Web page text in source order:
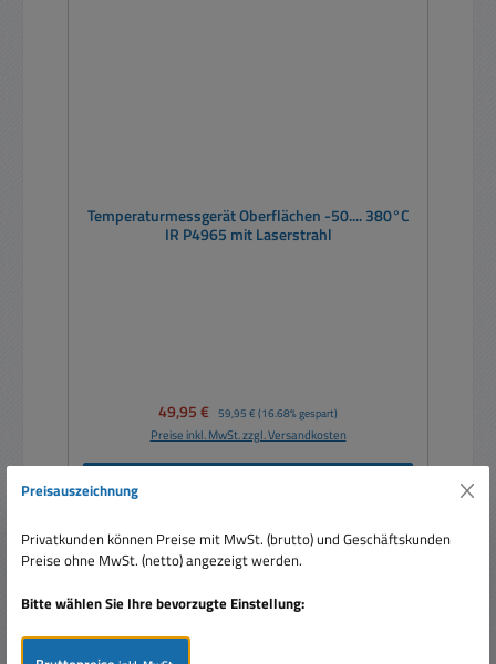
Temperaturmessgerät Oberflächen -50.... 380°C
IR P4965 mit Laserstrahl
Verkaufspreis:
49,95 € Regulärer Preis:
59,95 € (16.68% gespart)
Preise inkl. MwSt. zzgl. Versandkosten
Preisauszeichnung
Privatkunden können Preise mit MwSt. (brutto) und Geschäftskunden
Preise ohne MwSt. (netto) angezeigt werden.
Bitte wählen Sie Ihre bevorzugte Einstellung: